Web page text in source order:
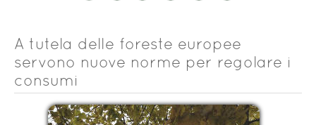
A tutela delle foreste europee
servono nuove norme per regolare i
consumi